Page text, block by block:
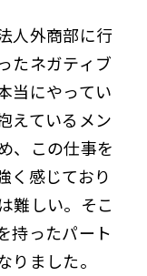
人外商部に行
たネガティブ
当にやってい
えているメン
、この仕事を
く感じており
難しい。そこ
持ったパート
ました。